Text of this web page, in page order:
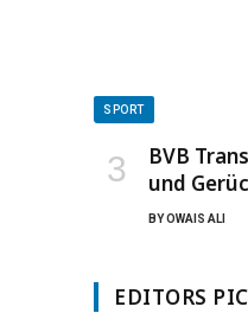
SPORT
BVB
und
BYOWAIS ALI
EDITORS